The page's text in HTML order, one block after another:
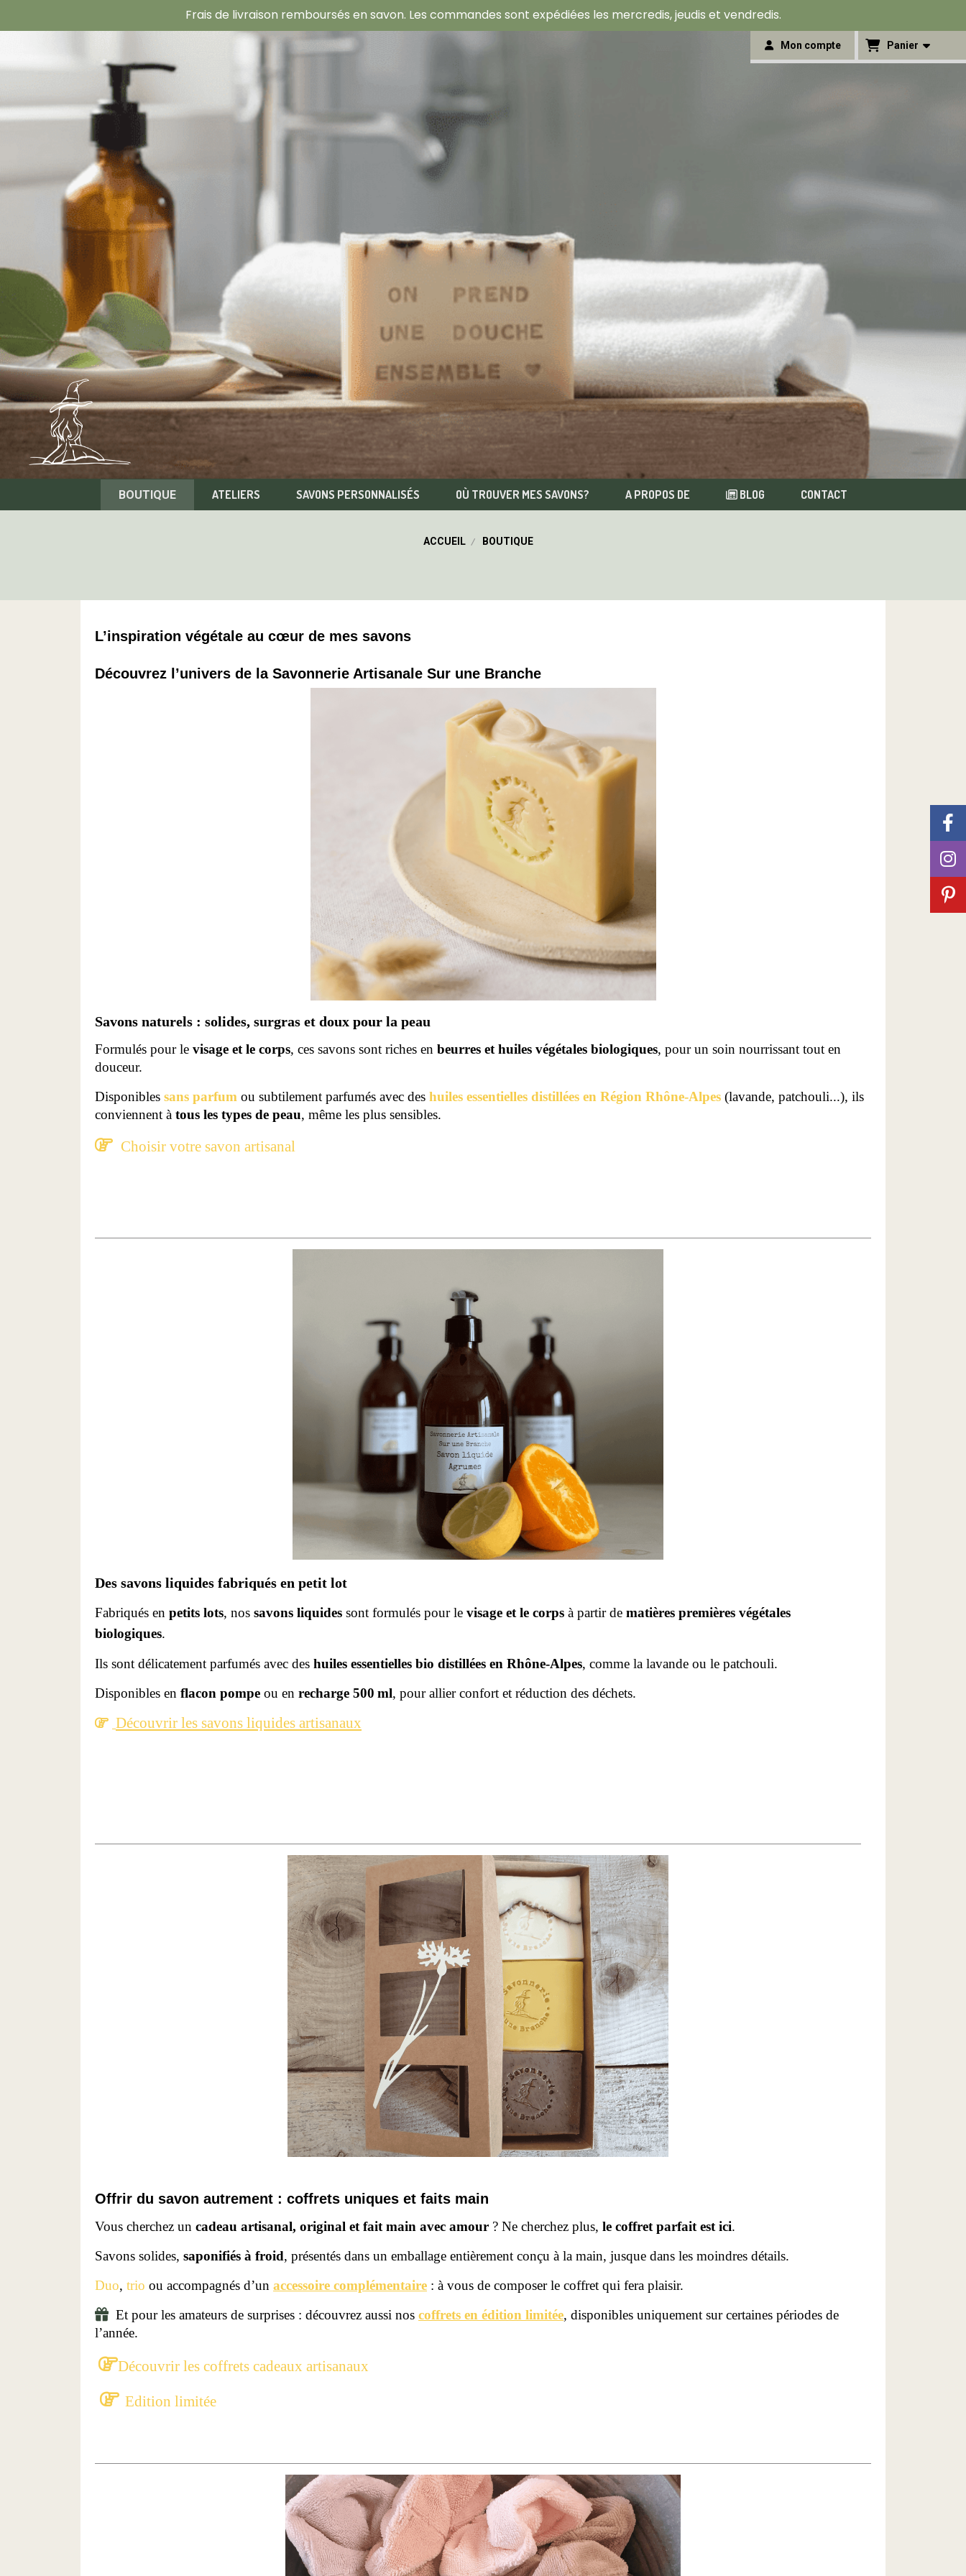
Frais de livraison remboursés en savon. Les commandes sont expédiées les mercredis, jeudis et vendredis.
Mon compte Panier
BOUTIQUE ATELIERS SAVONS PERSONNALISÉS OÙ TROUVER MES SAVONS? A PROPOS DE BLOG CONTACT
ACCUEIL BOUTIQUE
L’inspiration végétale au cœur de mes savons
Découvrez l’univers de la Savonnerie Artisanale Sur une Branche
Savons naturels : solides, surgras et doux pour la peau
Formulés pour le visage et le corps, ces savons sont riches en beurres et huiles végétales biologiques, pour un soin nourrissant tout en
douceur.
Disponibles sans parfum ou subtilement parfumés avec des huiles essentielles distillées en Région Rhône-Alpes (lavande, patchouli...), ils
conviennent à tous les types de peau, même les plus sensibles.
 Choisir votre savon artisanal
Des savons liquides fabriqués en petit lot
Fabriqués en petits lots, nos savons liquides sont formulés pour le visage et le corps à partir de matières premières végétales
biologiques.
Ils sont délicatement parfumés avec des huiles essentielles bio distillées en Rhône-Alpes, comme la lavande ou le patchouli.
Disponibles en flacon pompe ou en recharge 500 ml, pour allier confort et réduction des déchets.
 Découvrir les savons liquides artisanaux
Offrir du savon autrement : coffrets uniques et faits main
Vous cherchez un cadeau artisanal, original et fait main avec amour ? Ne cherchez plus, le coffret parfait est ici.
Savons solides, saponifiés à froid, présentés dans un emballage entièrement conçu à la main, jusque dans les moindres détails.
Duo, trio ou accompagnés d’un accessoire complémentaire : à vous de composer le coffret qui fera plaisir.
 Et pour les amateurs de surprises : découvrez aussi nos coffrets en édition limitée, disponibles uniquement sur certaines périodes de
l’année.
Découvrir les coffrets cadeaux artisanaux
 Edition limitée